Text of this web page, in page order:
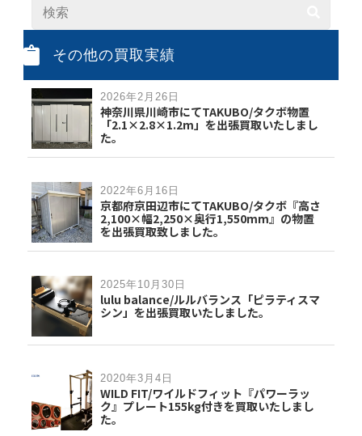
その他の買取実績
2026年2月26日
神奈川県川崎市にてTAKUBO/タクボ物置
「2.1×2.8×1.2m」を出張買取いたしまし
た。
2022年6月16日
京都府京田辺市にてTAKUBO/タクボ『高さ
2,100×幅2,250×奥行1,550mm』の物置
を出張買取致しました。
2025年10月30日
lulu balance/ルルバランス「ピラティスマ
シン」を出張買取いたしました。
2020年3月4日
WILD FIT/ワイルドフィット『パワーラッ
ク』プレート155kg付きを買取いたしまし
た。